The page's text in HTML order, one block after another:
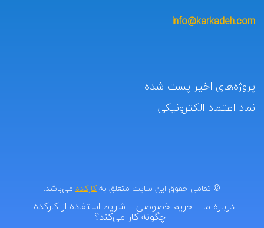
info@karkadeh.com
پروژه‌های اخیر پست شده
نماد اعتماد الکترونیکی
© تمامی حقوق این سایت متعلق بهکارکده می‌باشد.
درباره ما حریم خصوصی شرایط استفاده از کارکده
چگونه کار می‌کند؟